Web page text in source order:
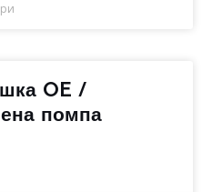
OE /
помпа